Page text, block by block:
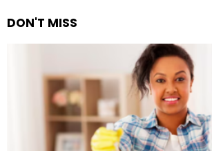
DON'T MISS